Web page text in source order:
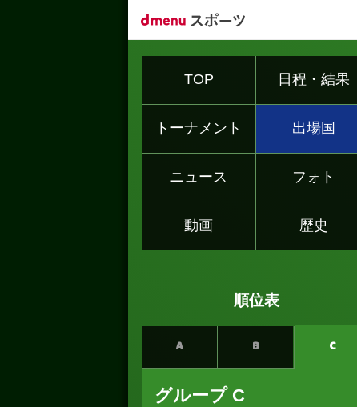
TOP 日程・結果
トーナメント 出場国
ニュース フォト
動画 歴史
順位表
A B C
グループ C